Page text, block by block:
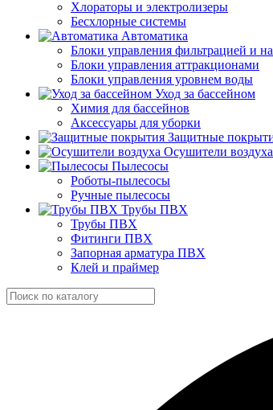
Хлораторы и электролизеры
Бесхлорные системы
Автоматика
Блоки управления фильтрацией и
Блоки управления аттракционами
Блоки управления уровнем воды
Уход за бассейном
Химия для бассейнов
Аксессуары для уборки
Защитные
Осушители воздуха
Пылесосы
Роботы-пылесосы
Ручные пылесосы
Трубы ПВХ
Трубы ПВХ
Фитинги ПВХ
Запорная арматура ПВХ
Клей и праймер